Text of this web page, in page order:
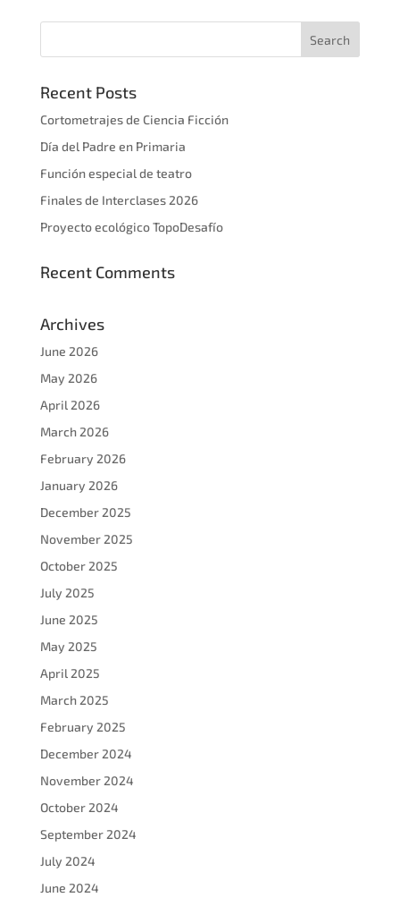
Recent Posts
Cortometrajes de Ciencia Ficción
Día del Padre en Primaria
Función especial de teatro
Finales de Interclases 2026
Proyecto ecológico TopoDesafío
Recent Comments
Archives
June 2026
May 2026
April 2026
March 2026
February 2026
January 2026
December 2025
November 2025
October 2025
July 2025
June 2025
May 2025
April 2025
March 2025
February 2025
December 2024
November 2024
October 2024
September 2024
July 2024
June 2024